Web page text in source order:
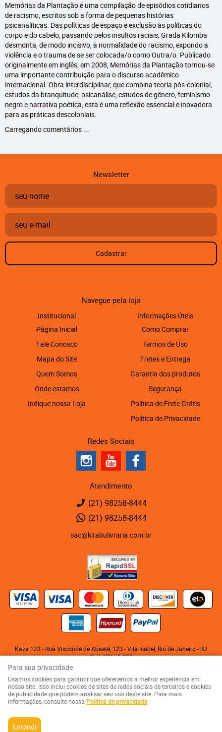
Memórias da Plantação é uma compilação de episódios cotidianos
de racismo, escritos sob a forma de pequenas histórias
psicanalíticas. Das políticas de espaço e exclusão às políticas do
corpo e do cabelo, passando pelos insultos raciais, Grada Kilomba
desmonta, de modo incisivo, a normalidade do racismo, expondo a
violência e o trauma de se ser colocada/o como Outra/o. Publicado
originalmente em inglês, em 2008, Memórias da Plantação tornou-se
uma importante contribuição para o discurso acadêmico
internacional. Obra interdisciplinar, que combina teoria pós-colonial,
estudos da branquitude, psicanálise, estudos de gênero, feminismo
negro e narrativa poética, esta é uma reflexão essencial e inovadora
para as práticas descoloniais.
Carregando comentários ...
Newsletter
Cadastrar
Navegue pela loja
Institucional
Página Inicial
Fale Conosco
Mapa do Site
Quem Somos
Onde estamos
Indique nossa Loja
Informações Úteis
Como Comprar
Termos de Uso
Fretes e Entrega
Garantia dos produtos
Segurança
Politica de Frete Grátis
Política de Privacidade
Redes Sociais
Atendimento
(21) 98258-8444
(21) 98258-8444
sac@kitabulivraria.com.br
Kaza 123 - Rua Visconde de Abaeté, 123 -Vila Isabel, Rio de Janeiro- RJ
CEP: 20551-080
KITABU LIVRARIA NEGRA E EDITORA LTDA
LOJA VIRTUAL CRIADA POR
Para sua privacidade
Usamos cookies para garantir que oferecemos a melhor experiência em
nosso site. Isso inclui cookies de sites de redes sociais de terceiros e cookies
de publicidade que podem analisar seu uso deste site. Para mais
informações, consulte nossa Política de privacidade.
Entendi